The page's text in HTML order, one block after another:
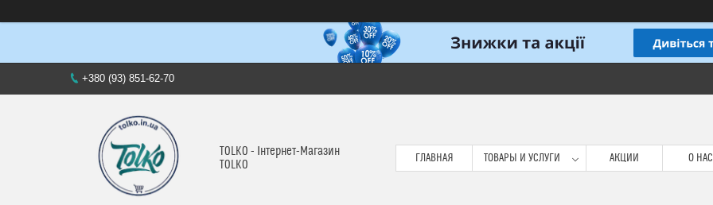
+380 (93) 851-62-70
TOLKO - Інтернет-Магазин
TOLKO
ГЛАВНАЯ ТОВАРЫ И УСЛУГИ АКЦИИ О НАС